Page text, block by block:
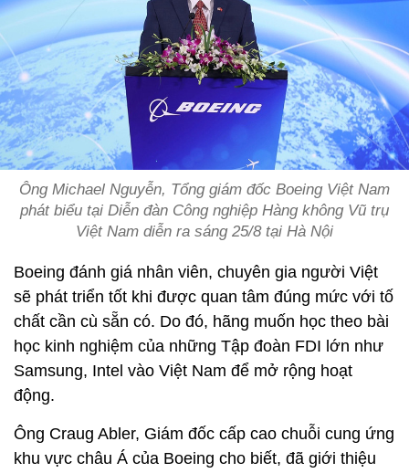
Ông Michael Nguyễn, Tổng giám đốc Boeing Việt Nam
phát biểu tại Diễn đàn Công nghiệp Hàng không Vũ trụ
Việt Nam diễn ra sáng 25/8 tại Hà Nội
Boeing đánh giá nhân viên, chuyên gia người Việt
sẽ phát triển tốt khi được quan tâm đúng mức với tố
chất cần cù sẵn có. Do đó, hãng muốn học theo bài
học kinh nghiệm của những Tập đoàn FDI lớn như
Samsung, Intel vào Việt Nam để mở rộng hoạt
động.
Ông Craug Abler, Giám đốc cấp cao chuỗi cung ứng
khu vực châu Á của Boeing cho biết, đã giới thiệu